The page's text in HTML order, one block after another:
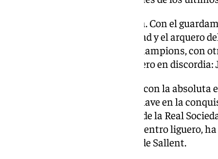
El más acusado, el de la portería. Con el
Simón apuntando a la titularidad y el arquero
de la Premier y finalista de la Champions, con
duda es saber quién será el tercero en
El del FC Barcelona, que debutó con la
amistoso ante Egipto, ha sido clave en la
de Hansi Flick, mientras que el de la Real
por molestias en el último encuentro liguero,
porteros hasta la irrupción del de Sallent.